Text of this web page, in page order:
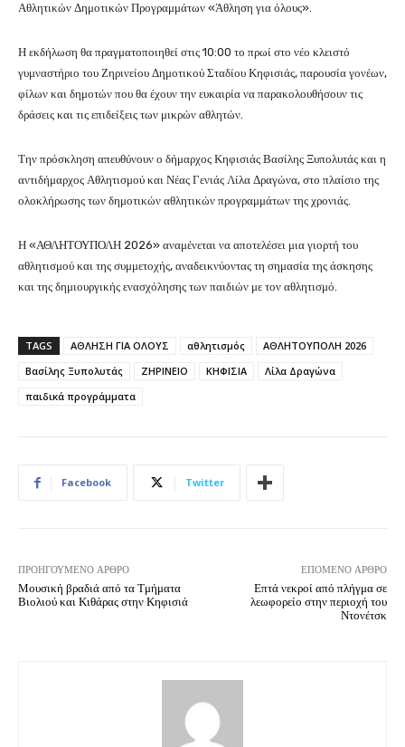
Αθλητικών Δημοτικών Προγραμμάτων «Άθληση για όλους».
Η εκδήλωση θα πραγματοποιηθεί στις 10:00 το πρωί στο νέο κλειστό
γυμναστήριο του Ζηρινείου Δημοτικού Σταδίου Κηφισιάς, παρουσία γονέων,
φίλων και δημοτών που θα έχουν την ευκαιρία να παρακολουθήσουν τις
δράσεις και τις επιδείξεις των μικρών αθλητών.
Την πρόσκληση απευθύνουν ο δήμαρχος Κηφισιάς Βασίλης Ξυπολυτάς και η
αντιδήμαρχος Αθλητισμού και Νέας Γενιάς Λίλα Δραγώνα, στο πλαίσιο της
ολοκλήρωσης των δημοτικών αθλητικών προγραμμάτων της χρονιάς.
Η «ΑΘΛΗΤΟΥΠΟΛΗ 2026» αναμένεται να αποτελέσει μια γιορτή του
αθλητισμού και της συμμετοχής, αναδεικνύοντας τη σημασία της άσκησης
και της δημιουργικής ενασχόλησης των παιδιών με τον αθλητισμό.
TAGS ΑΘΛΗΣΗ ΓΙΑ ΟΛΟΥΣ αθλητισμός
ΑΘΛΗΤΟΥΠΟΛΗ 2026
Βασίλης Ξυπολυτάς
ΖΗΡΙΝΕΙΟ ΚΗΦΙΣΙΑ
Λίλα Δραγώνα
παιδικά προγράμματα
Facebook Twitter
ΠΡΟΗΓΟΎΜΕΝΟ ΆΡΘΡΟ
Μουσική βραδιά από τα Τμήματα
Βιολιού και Κιθάρας στην Κηφισιά
ΕΠΌΜΕΝΟ ΆΡΘΡΟ
Επτά νεκροί από πλήγμα σε
λεωφορείο στην περιοχή του
Ντονέτσκ